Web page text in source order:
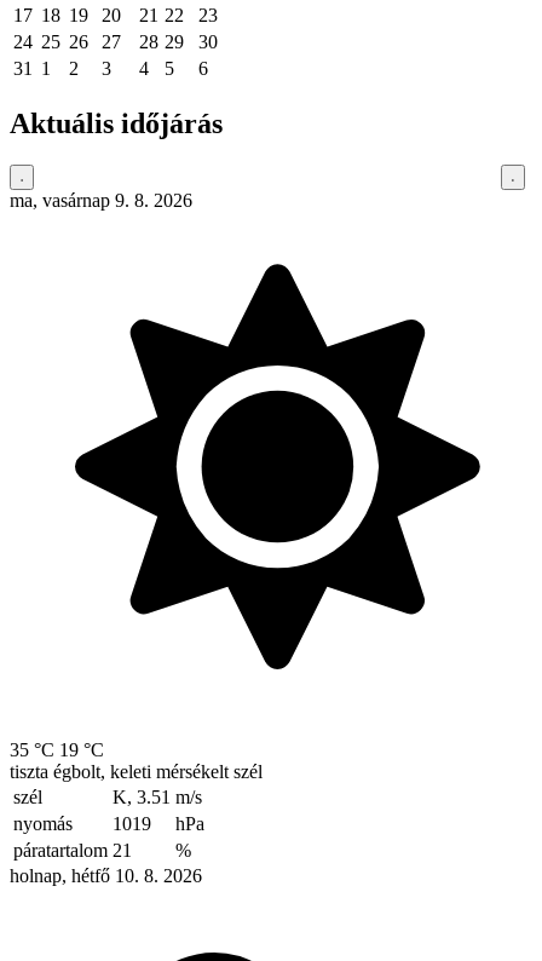
17 18 19 20 21 22
23
24 25 26 27 28 29
30
31
1 2 3 4 5 6
Aktuális időjárás
ma, vasárnap 9. 8. 2026
35 °C 19 °C
tiszta égbolt, keleti mérsékelt szél
szél
K, 3.51 m/s
nyomás
1019
hPa
páratartalom 21
%
holnap, hétfő 10. 8. 2026